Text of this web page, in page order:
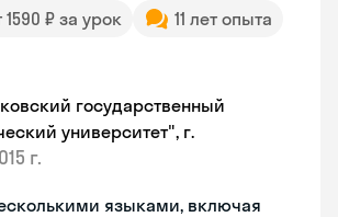
1590 ₽ за урок
11 лет опыта
государственный
университет", г.
г.
языками, включая